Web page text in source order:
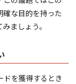
確な目的を持った
ましょう。
ドを獲得するとき